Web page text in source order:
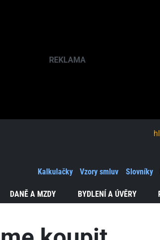
DANĚ A MZDY BYDLENÍ A ÚVĚRY
Kalkulačky Vzory smluv Slovníky